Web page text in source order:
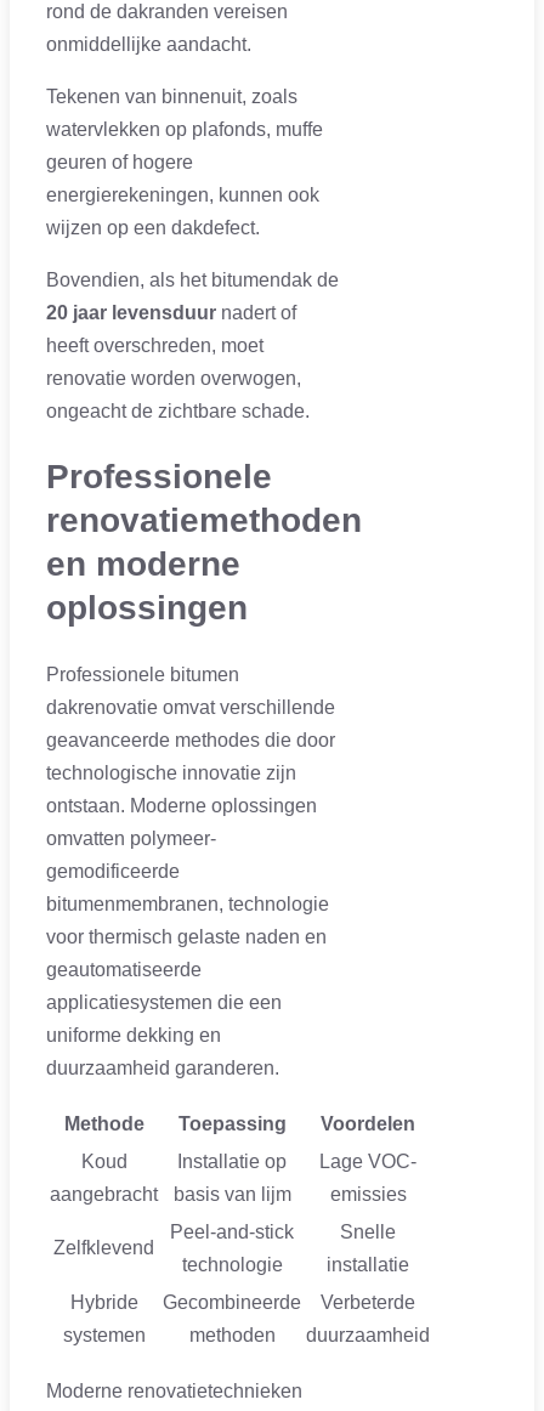
rond de dakranden vereisen
onmiddellijke aandacht.
Tekenen van binnenuit, zoals
watervlekken op plafonds, muffe
geuren of hogere
energierekeningen, kunnen ook
wijzen op een dakdefect.
Bovendien, als het bitumendak de
20 jaar levensduur nadert of
heeft overschreden, moet
renovatie worden overwogen,
ongeacht de zichtbare schade.
Professionele
renovatiemethoden
en moderne
oplossingen
Professionele bitumen
dakrenovatie omvat verschillende
geavanceerde methodes die door
technologische innovatie zijn
ontstaan. Moderne oplossingen
omvatten polymeer-
gemodificeerde
bitumenmembranen, technologie
voor thermisch gelaste naden en
geautomatiseerde
applicatiesystemen die een
uniforme dekking en
duurzaamheid garanderen.
Methode Toepassing
Voordelen
Koud
aangebracht
Installatie op
basis van lijm
Lage VOC-
emissies
Zelfklevend
Peel-and-stick
technologie
Snelle
installatie
Hybride
systemen
Gecombineerde
methoden
Verbeterde
duurzaamheid
Moderne renovatietechnieken